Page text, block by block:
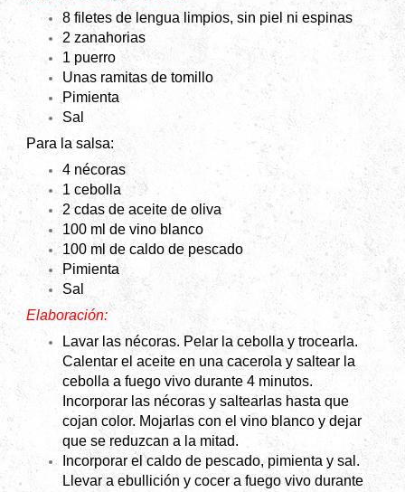
8 filetes de lengua limpios, sin piel ni espinas
2 zanahorias
1 puerro
Unas ramitas de tomillo
Pimienta
Sal
Para la salsa:
4 nécoras
1 cebolla
2 cdas de aceite de oliva
100 ml de vino blanco
100 ml de caldo de pescado
Pimienta
Sal
Elaboración:
Lavar las nécoras. Pelar la cebolla y trocearla.
Calentar el aceite en una cacerola y saltear la
cebolla a fuego vivo durante 4 minutos.
Incorporar las nécoras y saltearlas hasta que
cojan color. Mojarlas con el vino blanco y dejar
que se reduzcan a la mitad.
Incorporar el caldo de pescado, pimienta y sal.
Llevar a ebullición y cocer a fuego vivo durante